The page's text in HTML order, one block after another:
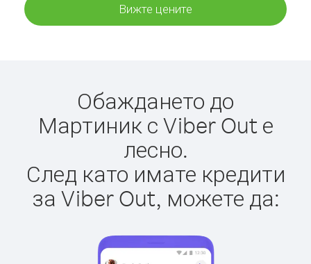
Вижте цените
Обаждането до
Мартиник с Viber Out е
лесно.
След като имате кредити
за Viber Out, можете да: